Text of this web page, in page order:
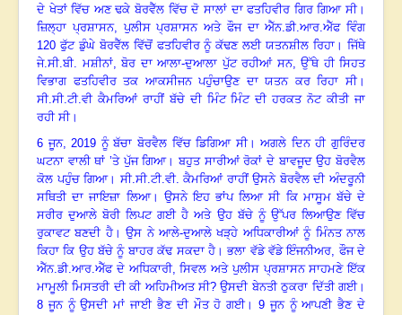
ਦੇ ਖੇਤਾਂ ਵਿੱਚ ਅਣ ਢਕੇ ਬੋਰਵੈੱਲ ਵਿੱਚ ਦੋ ਸਾਲਾਂ ਦਾ ਫਤਹਿਵੀਰ ਗਿਰ ਗਿਆ ਸੀ।
ਜ਼ਿਲ੍ਹਾ ਪ੍ਰਸ਼ਾਸਨ, ਪੁਲੀਸ ਪ੍ਰਸ਼ਾਸਨ ਅਤੇ ਫੌਜ ਦਾ ਐੱਨ.ਡੀ.ਆਰ.ਐੱਫ ਵਿੰਗ
120 ਫੁੱਟ ਡੁੰਘੇ ਬੋਰਵੈੱਲ ਵਿੱਚੋਂ ਫਤਹਿਵੀਰ ਨੂੰ ਕੱਢਣ ਲਈ ਯਤਨਸ਼ੀਲ ਰਿਹਾ । ਜਿੱਥੇ
ਜੇ.ਸੀ.ਬੀ. ਮਸ਼ੀਨਾਂ, ਬੋਰ ਦਾ ਆਲਾ-ਦੁਆਲਾ ਪੁੱਟ ਰਹੀਆਂ ਸਨ, ਉੱਥੇ ਹੀ ਸਿਹਤ
ਵਿਭਾਗ ਫਤਹਿਵੀਰ ਤਕ ਆਕਸੀਜਨ ਪਹੁੰਚਾਉਣ ਦਾ ਯਤਨ ਕਰ ਰਿਹਾ ਸੀ।
ਸੀ.ਸੀ.ਟੀ.ਵੀ ਕੈਮਰਿਆਂ ਰਾਹੀਂ ਬੱਚੇ ਦੀ ਮਿੰਟ ਮਿੰਟ ਦੀ ਹਰਕਤ ਨੋਟ ਕੀਤੀ ਜਾ
ਰਹੀ ਸੀ।
6 ਜੂਨ, 2019 ਨੂੰ ਬੱਚਾ ਬੋਰਵੈਲ ਵਿੱਚ ਡਿਗਿਆ ਸੀ।ਅਗਲੇ ਦਿਨ ਹੀ ਗੁਰਿੰਦਰ
ਘਟਨਾ ਵਾਲੀ ਥਾਂ ’ਤੇ ਪੁੱਜ ਗਿਆ।ਬਹੁਤ ਸਾਰੀਆਂ ਰੋਕਾਂ ਦੇ ਬਾਵਜੂਦ ਉਹ ਬੋਰਵੈਲ
ਕੋਲ ਪਹੁੰਚ ਗਿਆ। ਸੀ.ਸੀ.ਟੀ.ਵੀ. ਕੈਮਰਿਆਂ ਰਾਹੀਂ ਉਸਨੇ ਬੋਰਵੈਲ ਦੀ ਅੰਦਰੂਨੀ
ਸਥਿਤੀ ਦਾ ਜਾਇਜ਼ਾ ਲਿਆ। ਉਸਨੇ ਇਹ ਭਾਂਪ ਲਿਆ ਸੀ ਕਿ ਮਾਸੂਮ ਬੱਚੇ ਦੇ
ਸਰੀਰ ਦੁਆਲੇ ਬੋਰੀ ਲਿਪਟ ਗਈ ਹੈ ਅਤੇ ਉਹ ਬੱਚੇ ਨੂੰ ਉੱਪਰ ਲਿਆਉਣ ਵਿੱਚ
ਰੁਕਾਵਟ ਬਣਦੀ ਹੈ।ਉਸ ਨੇ ਆਲੇ-ਦੁਆਲੇ ਖੜ੍ਹੇ ਅਧਿਕਾਰੀਆਂ ਨੂੰ ਮਿੰਨਤ ਨਾਲ
ਕਿਹਾ ਕਿ ਉਹ ਬੱਚੇ ਨੂੰ ਬਾਹਰ ਕੱਢ ਸਕਦਾ ਹੈ। ਭਲਾ ਵੱਡੇ ਵੱਡੇ ਇੰਜਨੀਅਰ, ਫੌਜ ਦੇ
ਐੱਨ.ਡੀ.ਆਰ.ਐੱਫ ਦੇ ਅਧਿਕਾਰੀ, ਸਿਵਲ ਅਤੇ ਪੁਲੀਸ ਪ੍ਰਸ਼ਾਸਨ ਸਾਹਮਣੇ ਇੱਕ
ਮਾਮੂਲੀ ਮਿਸਤਰੀ ਦੀ ਕੀ ਅਹਿਮੀਅਤ ਸੀ? ਉਸਦੀ ਬੇਨਤੀ ਠੁਕਰਾ ਦਿੱਤੀ ਗਈ।
8 ਜੂਨ ਨੂੰ ਉਸਦੀ ਮਾਂ ਜਾਈ ਭੈਣ ਦੀ ਮੌਤ ਹੋ ਗਈ। 9 ਜੂਨ ਨੂੰ ਆਪਣੀ ਭੈਣ ਦੇ